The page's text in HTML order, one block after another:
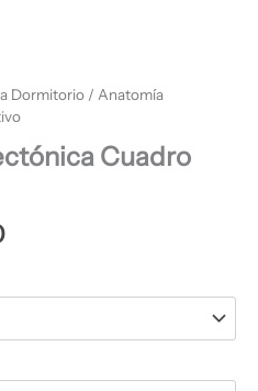
Dormitorio / Anatomía
Cuadro